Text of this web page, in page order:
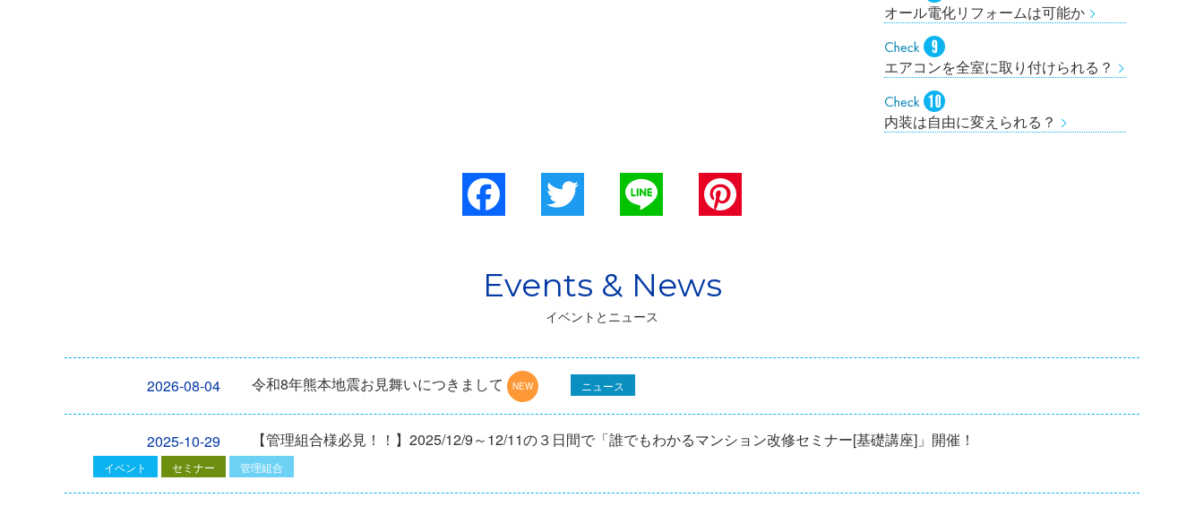
オール電化リフォームは可能か
エアコンを全室に取り付けられる？
内装は自由に変えられる？
Facebook
イベントとニュース
2026-08-04 令和8年熊本地震お見舞いにつきまして ニュース
2025-10-29 【管理組合様必見！！】2025/12/9～12/11の３日間で「誰でもわかるマンション改修セミナー[基礎講座]」開催！
イベント セミナー 管理組合